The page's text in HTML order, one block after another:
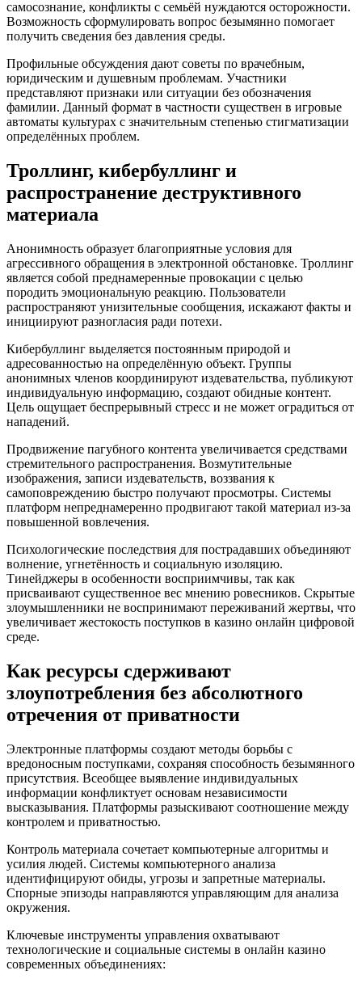
самосознание, конфликты с семьёй нуждаются осторожности.
Возможность сформулировать вопрос безымянно помогает
получить сведения без давления среды.
Профильные обсуждения дают советы по врачебным,
юридическим и душевным проблемам. Участники
представляют признаки или ситуации без обозначения
фамилии. Данный формат в частности существен в игровые
автоматы культурах с значительным степенью стигматизации
определённых проблем.
Троллинг, кибербуллинг и
распространение деструктивного
материала
Анонимность образует благоприятные условия для
агрессивного обращения в электронной обстановке. Троллинг
является собой преднамеренные провокации с целью
породить эмоциональную реакцию. Пользователи
распространяют унизительные сообщения, искажают факты и
инициируют разногласия ради потехи.
Кибербуллинг выделяется постоянным природой и
адресованностью на определённую объект. Группы
анонимных членов координируют издевательства, публикуют
индивидуальную информацию, создают обидные контент.
Цель ощущает беспрерывный стресс и не может оградиться от
нападений.
Продвижение пагубного контента увеличивается средствами
стремительного распространения. Возмутительные
изображения, записи издевательств, воззвания к
самоповреждению быстро получают просмотры. Системы
платформ непреднамеренно продвигают такой материал из-за
повышенной вовлечения.
Психологические последствия для пострадавших объединяют
волнение, угнетённость и социальную изоляцию.
Тинейджеры в особенности восприимчивы, так как
присваивают существенное вес мнению ровесников. Скрытые
злоумышленники не воспринимают переживаний жертвы, что
увеличивает жестокость поступков в казино онлайн цифровой
среде.
Как ресурсы сдерживают
злоупотребления без абсолютного
отречения от приватности
Электронные платформы создают методы борьбы с
вредоносным поступками, сохраняя способность безымянного
присутствия. Всеобщее выявление индивидуальных
информации конфликтует основам независимости
высказывания. Платформы разыскивают соотношение между
контролем и приватностью.
Контроль материала сочетает компьютерные алгоритмы и
усилия людей. Системы компьютерного анализа
идентифицируют обиды, угрозы и запретные материалы.
Спорные эпизоды направляются управляющим для анализа
окружения.
Ключевые инструменты управления охватывают
технологические и социальные системы в онлайн казино
современных объединениях: